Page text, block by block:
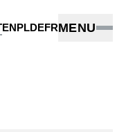
ENPLDEFRMENU